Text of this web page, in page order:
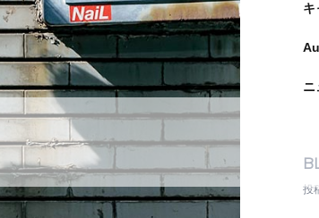
キ
ニ
投